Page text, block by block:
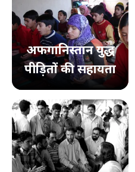
अफगानिस्तान युद्ध
पीड़ितों की सहायता